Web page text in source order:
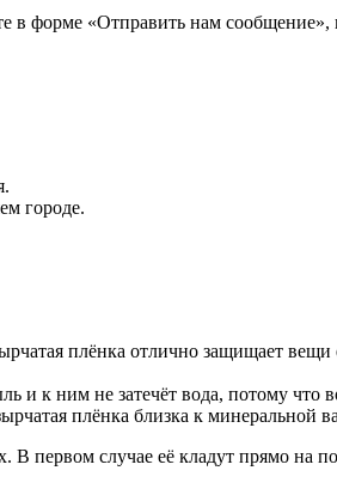
в форме «Отправить нам сообщение»,
городе.
плёнка отлично защищает
и к ним не затечёт вода, потому что
плёнка близка к минеральной
первом случае её кладут прямо на